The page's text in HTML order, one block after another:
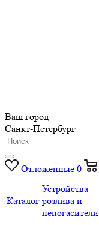
Ваш город
Санкт-Петербург
Отложенные 0
Каталог
Устройства
розлива и
пеногасители